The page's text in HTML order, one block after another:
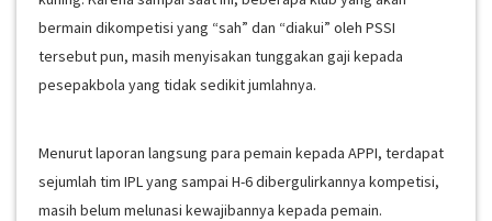
bermain dikompetisi yang “sah” dan “diakui” oleh PSSI
tersebut pun, masih menyisakan tunggakan gaji kepada
pesepakbola yang tidak sedikit jumlahnya.
Menurut laporan langsung para pemain kepada APPI, terdapat
sejumlah tim IPL yang sampai H-6 dibergulirkannya kompetisi,
masih belum melunasi kewajibannya kepada pemain.